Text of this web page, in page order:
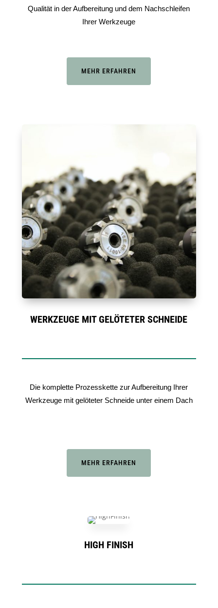
Qualität in der Aufbereitung und dem Nachschleifen
Ihrer Werkzeuge
MEHR ERFAHREN
WERKZEUGE MIT GELÖTETER SCHNEIDE
Die komplette Prozesskette zur Aufbereitung Ihrer
Werkzeuge mit gelöteter Schneide unter einem Dach
MEHR ERFAHREN
HIGH FINISH